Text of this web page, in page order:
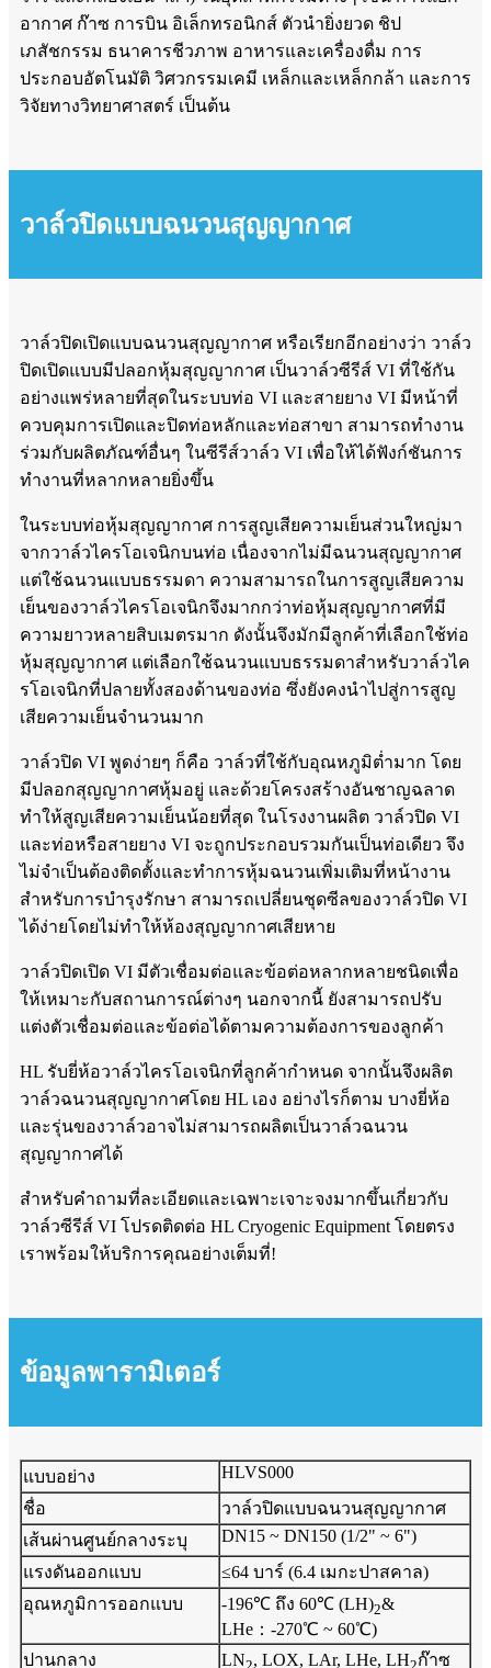
อากาศ ก๊าซ การบิน อิเล็กทรอนิกส์ ตัวนำยิ่งยวด ชิป
เภสัชกรรม ธนาคารชีวภาพ อาหารและเครื่องดื่ม การ
ประกอบอัตโนมัติ วิศวกรรมเคมี เหล็กและเหล็กกล้า และการ
วิจัยทางวิทยาศาสตร์ เป็นต้น
วาล์วปิดแบบฉนวนสุญญากาศ
วาล์วปิดเปิดแบบฉนวนสุญญากาศ หรือเรียกอีกอย่างว่า วาล์ว
ปิดเปิดแบบมีปลอกหุ้มสุญญากาศ เป็นวาล์วซีรีส์ VI ที่ใช้กัน
อย่างแพร่หลายที่สุดในระบบท่อ VI และสายยาง VI มีหน้าที่
ควบคุมการเปิดและปิดท่อหลักและท่อสาขา สามารถทำงาน
ร่วมกับผลิตภัณฑ์อื่นๆ ในซีรีส์วาล์ว VI เพื่อให้ได้ฟังก์ชันการ
ทำงานที่หลากหลายยิ่งขึ้น
ในระบบท่อหุ้มสุญญากาศ การสูญเสียความเย็นส่วนใหญ่มา
จากวาล์วไครโอเจนิกบนท่อ เนื่องจากไม่มีฉนวนสุญญากาศ
แต่ใช้ฉนวนแบบธรรมดา ความสามารถในการสูญเสียความ
เย็นของวาล์วไครโอเจนิกจึงมากกว่าท่อหุ้มสุญญากาศที่มี
ความยาวหลายสิบเมตรมาก ดังนั้นจึงมักมีลูกค้าที่เลือกใช้ท่อ
หุ้มสุญญากาศ แต่เลือกใช้ฉนวนแบบธรรมดาสำหรับวาล์วไค
รโอเจนิกที่ปลายทั้งสองด้านของท่อ ซึ่งยังคงนำไปสู่การสูญ
เสียความเย็นจำนวนมาก
วาล์วปิด VI พูดง่ายๆ ก็คือ วาล์วที่ใช้กับอุณหภูมิต่ำมาก โดย
มีปลอกสุญญากาศหุ้มอยู่ และด้วยโครงสร้างอันชาญฉลาด
ทำให้สูญเสียความเย็นน้อยที่สุด ในโรงงานผลิต วาล์วปิด VI
และท่อหรือสายยาง VI จะถูกประกอบรวมกันเป็นท่อเดียว จึง
ไม่จำเป็นต้องติดตั้งและทำการหุ้มฉนวนเพิ่มเติมที่หน้างาน
สำหรับการบำรุงรักษา สามารถเปลี่ยนชุดซีลของวาล์วปิด VI
ได้ง่ายโดยไม่ทำให้ห้องสุญญากาศเสียหาย
วาล์วปิดเปิด VI มีตัวเชื่อมต่อและข้อต่อหลากหลายชนิดเพื่อ
ให้เหมาะกับสถานการณ์ต่างๆ นอกจากนี้ ยังสามารถปรับ
แต่งตัวเชื่อมต่อและข้อต่อได้ตามความต้องการของลูกค้า
HL รับยี่ห้อวาล์วไครโอเจนิกที่ลูกค้ากำหนด จากนั้นจึงผลิต
วาล์วฉนวนสุญญากาศโดย HL เอง อย่างไรก็ตาม บางยี่ห้อ
และรุ่นของวาล์วอาจไม่สามารถผลิตเป็นวาล์วฉนวน
สุญญากาศได้
สำหรับคำถามที่ละเอียดและเฉพาะเจาะจงมากขึ้นเกี่ยวกับ
วาล์วซีรีส์ VI โปรดติดต่อ HL Cryogenic Equipment โดยตรง
เราพร้อมให้บริการคุณอย่างเต็มที่!
ข้อมูลพารามิเตอร์
แบบอย่าง
HLVS000
ชื่อ
วาล์วปิดแบบฉนวนสุญญากาศ
เส้นผ่านศูนย์กลางระบุ
DN15 ~ DN150 (1/2" ~ 6")
แรงดันออกแบบ
≤64 บาร์ (6.4 เมกะปาสคาล)
อุณหภูมิการออกแบบ
-196℃ ถึง 60℃ (LH)2&
LHe：-270℃ ~ 60℃)
ปานกลาง
LN , LOX, LAr, LHe, LH ก๊าซ